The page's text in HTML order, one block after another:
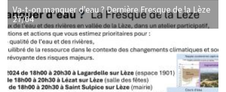
Va-t-on manquer d'eau ? Dernière Fresque de la Lèze
27/04